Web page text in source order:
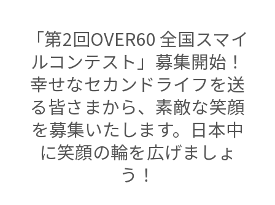
「第2回OVER60 全国スマイ
ルコンテスト」募集開始！
幸せなセカンドライフを送
る皆さまから、素敵な笑顔
を募集いたします。日本中
に笑顔の輪を広げましょ
う！